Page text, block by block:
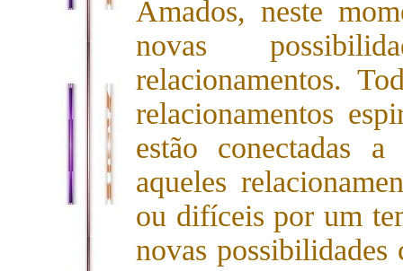
Amados, neste
novas
relacionamentos.
relacionamentos
estão conectadas
aqueles
ou difíceis por um
novas